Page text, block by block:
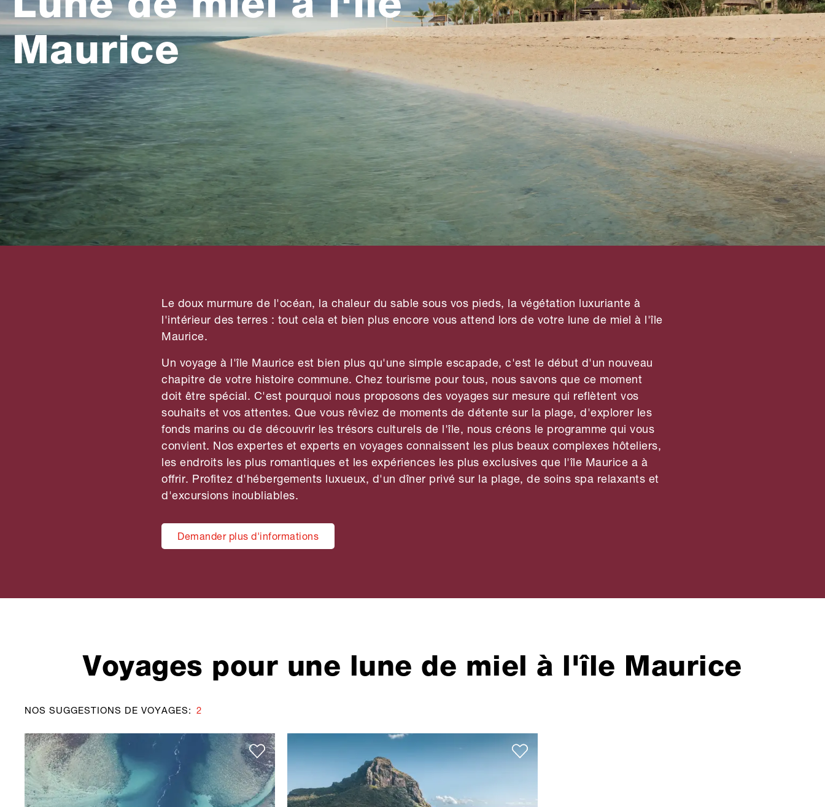
Maurice
Le doux murmure de l'océan, la chaleur du sable sous vos pieds, la végétation luxuriante à
l'intérieur des terres : tout cela et bien plus encore vous attend lors de votre lune de miel à l'île
Maurice.
Un voyage à l'île Maurice est bien plus qu'une simple escapade, c'est le début d'un nouveau
chapitre de votre histoire commune. Chez tourisme pour tous, nous savons que ce moment
doit être spécial. C'est pourquoi nous proposons des voyages sur mesure qui reflètent vos
souhaits et vos attentes. Que vous rêviez de moments de détente sur la plage, d'explorer les
fonds marins ou de découvrir les trésors culturels de l'île, nous créons le programme qui vous
convient. Nos expertes et experts en voyages connaissent les plus beaux complexes hôteliers,
les endroits les plus romantiques et les expériences les plus exclusives que l'île Maurice a à
offrir. Profitez d'hébergements luxueux, d'un dîner privé sur la plage, de soins spa relaxants et
d'excursions inoubliables.
Demander plus d'informations
Voyages pour une lune de miel à l'île Maurice
NOS SUGGESTIONS DE VOYAGES: 2